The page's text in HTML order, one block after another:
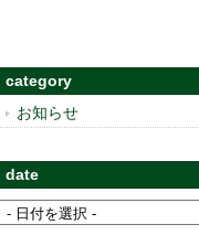
category
お知らせ
date